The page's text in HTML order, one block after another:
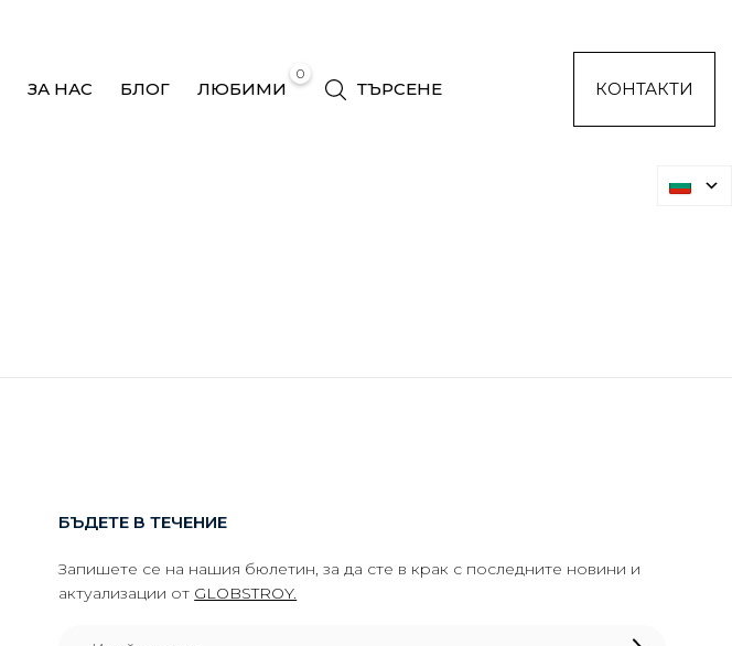
ЗА НАС БЛОГ
0
ЛЮБИМИ ТЪРСЕНЕ КОНТАКТИ
БЪДЕТЕ В ТЕЧЕНИЕ
Запишете се на нашия бюлетин, за да сте в крак с последните новини и
актуализации от GLOBSTROY.